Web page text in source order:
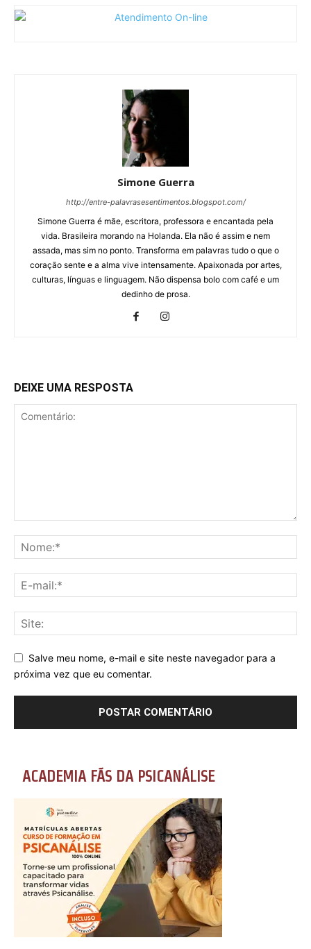
Simone Guerra
http://entre-palavrasesentimentos.blogspot.com/
Simone Guerra é mãe, escritora, professora e encantada pela
vida. Brasileira morando na Holanda. Ela não é assim e nem
assada, mas sim no ponto. Transforma em palavras tudo o que o
coração sente e a alma vive intensamente. Apaixonada por artes,
culturas, línguas e linguagem. Não dispensa bolo com café e um
dedinho de prosa.
DEIXE UMA RESPOSTA
Salve meu nome, e-mail e site neste navegador para a
próxima vez que eu comentar.
ACADEMIA FÃS DA PSICANÁLISE